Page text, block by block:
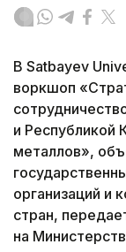
В Satbayev
воркшоп
и Республикой
металлов»,
организаций и
стран,
на